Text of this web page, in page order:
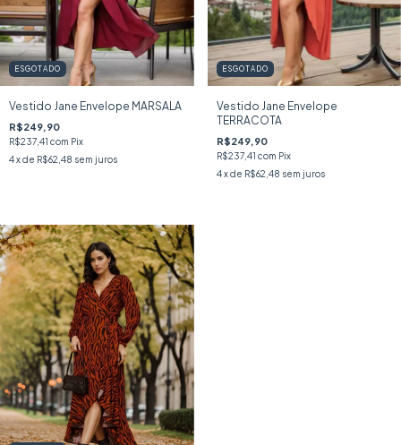
ESGOTADO
Vestido Jane Envelope MARSALA
R$249,90
R$237,41 com Pix
4x de R$62,48 sem juros
ESGOTADO
Vestido Jane Envelope
TERRACOTA
R$249,90
R$237,41 com Pix
4 x de R$62,48 sem juros